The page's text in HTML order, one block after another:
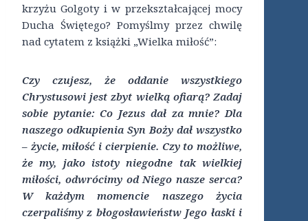
krzyżu Golgoty i w przekształcającej mocy
Ducha Świętego? Pomyślmy przez chwilę
nad cytatem z książki „Wielka miłość”:
Czy czujesz, że oddanie wszystkiego
Chrystusowi jest zbyt wielką ofiarą? Zadaj
sobie pytanie: Co Jezus dał za mnie? Dla
naszego odkupienia Syn Boży dał wszystko
– życie, miłość i cierpienie. Czy to możliwe,
że my, jako istoty niegodne tak wielkiej
miłości, odwrócimy od Niego nasze serca?
W każdym momencie naszego życia
czerpaliśmy z błogosławieństw Jego łaski i